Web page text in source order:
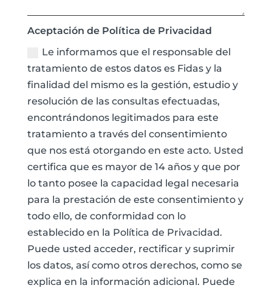
Aceptación de Política de Privacidad
Le informamos que el responsable del
tratamiento de estos datos es Fidas y la
finalidad del mismo es la gestión, estudio y
resolución de las consultas efectuadas,
encontrándonos legitimados para este
tratamiento a través del consentimiento
que nos está otorgando en este acto. Usted
certifica que es mayor de 14 años y que por
lo tanto posee la capacidad legal necesaria
para la prestación de este consentimiento y
todo ello, de conformidad con lo
establecido en la Política de Privacidad.
Puede usted acceder, rectificar y suprimir
los datos, así como otros derechos, como se
explica en la información adicional. Puede